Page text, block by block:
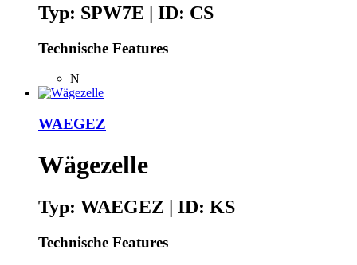
Typ: SPW7E | ID: CS
Technische Features
N
WAEGEZ
Wägezelle
Typ: WAEGEZ | ID: KS
Technische Features